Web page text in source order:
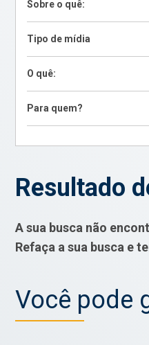
Sobre o quê:
Tipo de mídia
O quê:
Para quem?
Resultado
A sua busca não
Refaça a sua busca e
Você pode